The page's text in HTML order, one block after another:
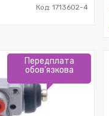
Код: 1713602-4
Передплата
обов'язкова